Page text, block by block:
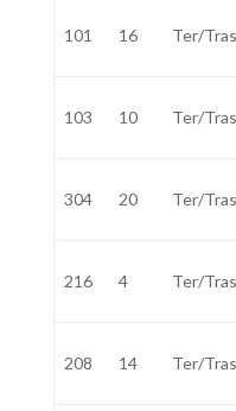
101 16 Ter/Tras
103 10 Ter/Tras
304 20 Ter/Tras
216 4 Ter/Tras
208 14 Ter/Tras